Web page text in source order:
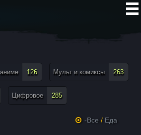
126 Мульт и комиксы 263
Цифровое 285
-Все / Еда